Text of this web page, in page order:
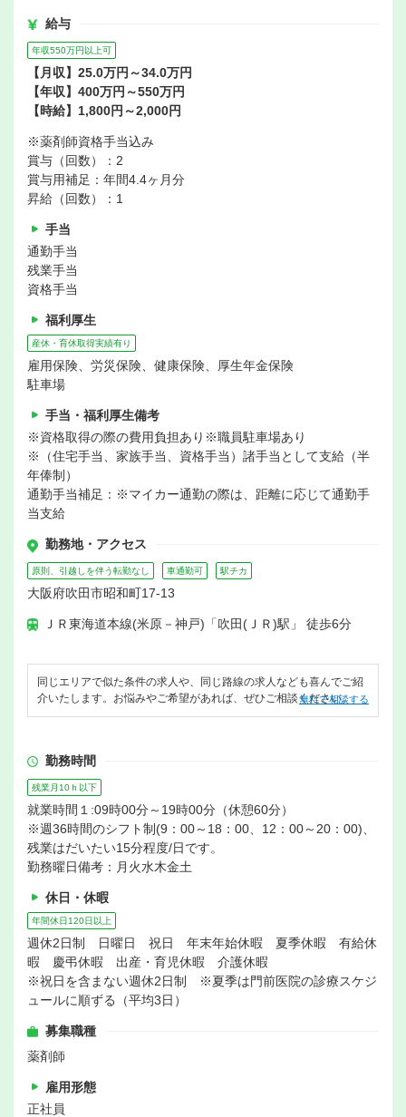
給与
年収550万円以上可
【月収】25.0万円～34.0万円
【年収】400万円～550万円
【時給】1,800円～2,000円
※薬剤師資格手当込み
賞与（回数）：2
賞与用補足：年間4.4ヶ月分
昇給（回数）：1
手当
通勤手当
残業手当
資格手当
福利厚生
産休・育休取得実績有り
雇用保険、労災保険、健康保険、厚生年金保険
駐車場
手当・福利厚生備考
※資格取得の際の費用負担あり※職員駐車場あり
※（住宅手当、家族手当、資格手当）諸手当として支給（半
年俸制）
通勤手当補足：※マイカー通勤の際は、距離に応じて通勤手
当支給
勤務地・アクセス
原則、引越しを伴う転勤なし 車通勤可 駅チカ
大阪府吹田市昭和町17-13
ＪＲ東海道本線(米原－神戸)「吹田(ＪＲ)駅」 徒歩6分
同じエリアで似た条件の求人や、同じ路線の求人なども喜んでご紹
介いたします。お悩みやご希望があれば、ぜひご相談ください。
無料で相談する
勤務時間
残業月10ｈ以下
就業時間１:09時00分～19時00分（休憩60分）
※週36時間のシフト制(9：00～18：00、12：00～20：00)、
残業はだいたい15分程度/日です。
勤務曜日備考：月火水木金土
休日・休暇
年間休日120日以上
週休2日制 日曜日 祝日 年末年始休暇 夏季休暇 有給休
暇 慶弔休暇 出産・育児休暇 介護休暇
※祝日を含まない週休2日制 ※夏季は門前医院の診療スケジ
ュールに順ずる（平均3日）
募集職種
薬剤師
雇用形態
正社員